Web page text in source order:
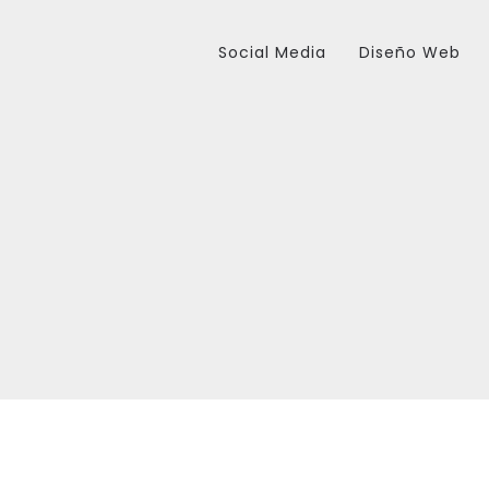
Social Media Diseño Web